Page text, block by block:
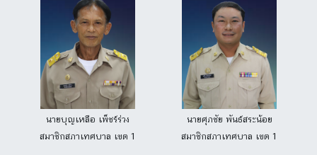
นายบุญเหลือ เพ็ชร์ร่วง
สมาชิกสภาเทศบาล เขต 1
นายศุภชัย พันธ์สระน้อย
สมาชิกสภาเทศบาล เขต 1